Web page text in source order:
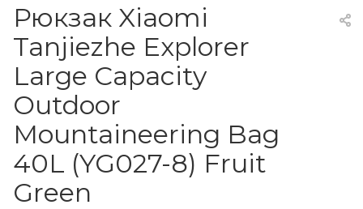
Рюкзак Xiaomi
Tanjiezhe Explorer
Large Capacity
Outdoor
Mountaineering Bag
40L (YG027-8) Fruit
Green